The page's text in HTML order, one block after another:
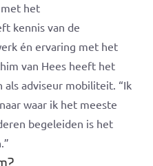
het
kennis van de
én ervaring met het
van Hees heeft het
adviseur mobiliteit. “Ik
waar ik het meeste
begeleiden is het